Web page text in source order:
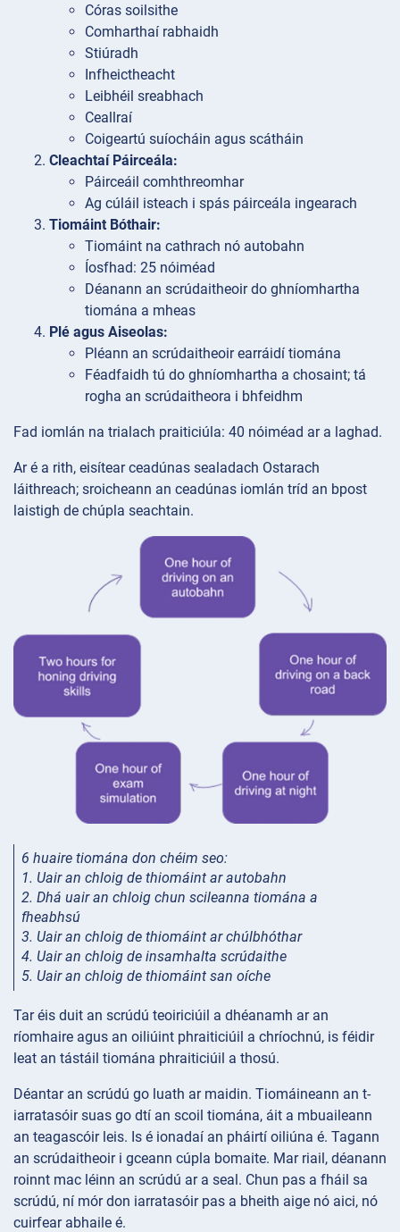
Córas soilsithe
Comharthaí rabhaidh
Stiúradh
Infheictheacht
Leibhéil sreabhach
Ceallraí
Coigeartú suíocháin agus scátháin
Cleachtaí Páirceála:
Páirceáil comhthreomhar
Ag cúláil isteach i spás páirceála ingearach
Tiomáint Bóthair:
Tiomáint na cathrach nó autobahn
Íosfhad: 25 nóiméad
Déanann an scrúdaitheoir do ghníomhartha
tiomána a mheas
Plé agus Aiseolas:
Pléann an scrúdaitheoir earráidí tiomána
Féadfaidh tú do ghníomhartha a chosaint; tá
rogha an scrúdaitheora i bhfeidhm
Fad iomlán na trialach praiticiúla: 40 nóiméad ar a laghad.
Ar é a rith, eisítear ceadúnas sealadach Ostarach
láithreach; sroicheann an ceadúnas iomlán tríd an bpost
laistigh de chúpla seachtain.
6 huaire tiomána don chéim seo:
1. Uair an chloig de thiomáint ar autobahn
2. Dhá uair an chloig chun scileanna tiomána a
fheabhsú
3. Uair an chloig de thiomáint ar chúlbhóthar
4. Uair an chloig de insamhalta scrúdaithe
5. Uair an chloig de thiomáint san oíche
Tar éis duit an scrúdú teoiriciúil a dhéanamh ar an
ríomhaire agus an oiliúint phraiticiúil a chríochnú, is féidir
leat an tástáil tiomána phraiticiúil a thosú.
Déantar an scrúdú go luath ar maidin. Tiomáineann an t-
iarratasóir suas go dtí an scoil tiomána, áit a mbuaileann
an teagascóir leis. Is é ionadaí an pháirtí oiliúna é. Tagann
an scrúdaitheoir i gceann cúpla bomaite. Mar riail, déanann
roinnt mac léinn an scrúdú ar a seal. Chun pas a fháil sa
scrúdú, ní mór don iarratasóir pas a bheith aige nó aici, nó
cuirfear abhaile é.